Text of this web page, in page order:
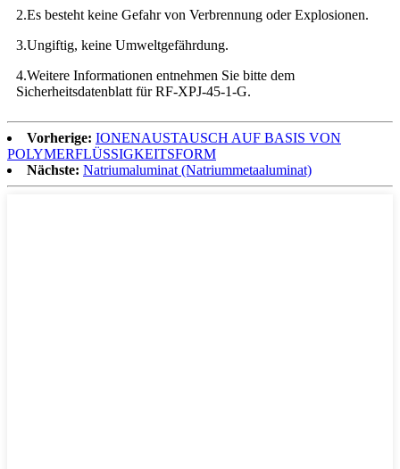
2.Es besteht keine Gefahr von Verbrennung oder Explosionen.
3.Ungiftig, keine Umweltgefährdung.
4.Weitere Informationen entnehmen Sie bitte dem
Sicherheitsdatenblatt für RF-XPJ-45-1-G.
Vorherige: IONENAUSTAUSCH AUF BASIS VON
POLYMERFLÜSSIGKEITSFORM
Nächste: Natriumaluminat (Natriummetaaluminat)